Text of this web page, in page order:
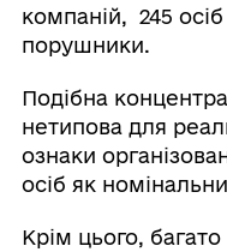
компаній, 245 осіб
порушники.
Подібна
нетипова для
ознаки
осіб як
Крім цього,